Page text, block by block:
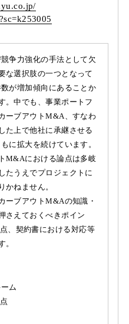
?sc=k253005
争力強化の手法として欠
な選択肢の一つとなって
が増加傾向にあることか
。中でも、事業ポートフ
ーブアウトM&A、すなわ
た上で他社に承継させる
に拡大を続けています。
M&Aにおける論点は多岐
たうえでプロジェクトに
かねません。
ーブアウトM&Aの知識・
さえておくべきポイン
、契約書における対応等
。
ム